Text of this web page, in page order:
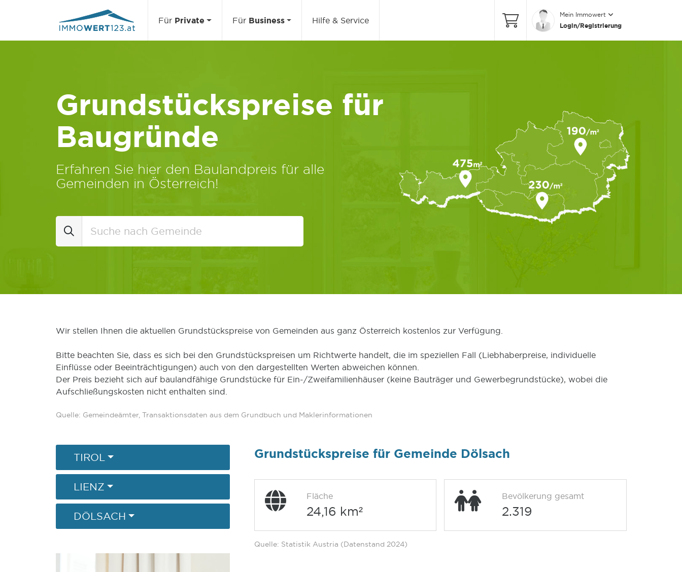
Für Private Für Business Hilfe & Service
Mein Immowert
Login/Registrierung
Grundstückspreise für
Baugründe
Erfahren Sie hier den Baulandpreis für alle
Gemeinden in Österreich!
Wir stellen Ihnen die aktuellen Grundstückspreise von Gemeinden aus ganz Österreich kostenlos zur Verfügung.
Bitte beachten Sie, dass es sich bei den Grundstückspreisen um Richtwerte handelt, die im speziellen Fall (Liebhaberpreise, individuelle
Einflüsse oder Beeinträchtigungen) auch von den dargestellten Werten abweichen können.
Der Preis bezieht sich auf baulandfähige Grundstücke für Ein-/Zweifamilienhäuser (keine Bauträger und Gewerbegrundstücke), wobei die
Aufschließungskosten nicht enthalten sind.
Quelle: Gemeindeämter, Transaktionsdaten aus dem Grundbuch und Maklerinformationen
TIROL
LIENZ
DÖLSACH
Grundstückspreise für Gemeinde Dölsach
Fläche
24,16 km²
Bevölkerung gesamt
2.319
Quelle: Statistik Austria (Datenstand 2024)